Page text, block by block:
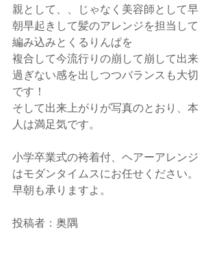
親として、、じゃなく美容師として早
朝早起きして髪のアレンジを担当して
編み込みとくるりんぱを
複合して今流行りの崩して崩して出来
過ぎない感を出しつつバランスも大切
です！
そして出来上がりが写真のとおり、本
人は満足気です。
小学卒業式の袴着付、ヘアーアレンジ
はモダンタイムスにお任せください。
早朝も承りますよ。
投稿者：奥隅